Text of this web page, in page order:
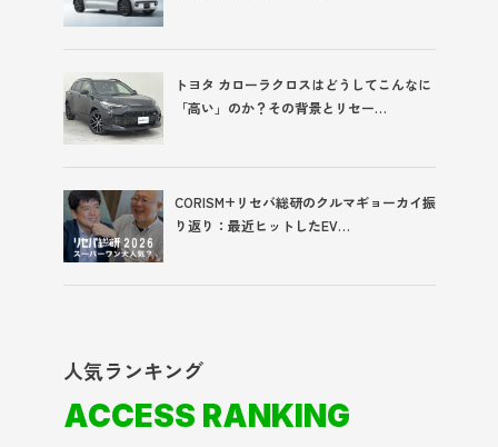
トヨタ カローラクロスはどうしてこんなに
「高い」のか？その背景とリセー…
CORISM+リセバ総研のクルマギョーカイ振
り返り：最近ヒットしたEV…
人気ランキング
ACCESS RANKING